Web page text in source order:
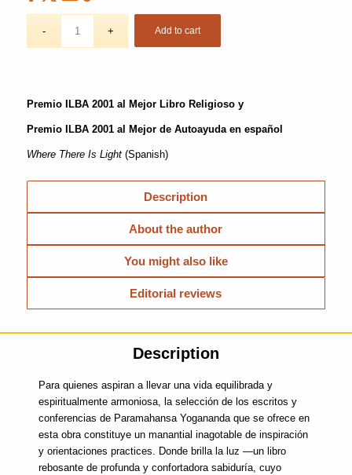
Add to cart
Premio ILBA 2001 al Mejor Libro Religioso y
Premio ILBA 2001 al Mejor de Autoayuda en español
Where There Is Light(Spanish)
Description
About the author
You might also like
Editorial reviews
Description
Para quienes aspiran a llevar una vida equilibrada y
espiritualmente armoniosa, la selección de los escritos y
conferencias de Paramahansa Yogananda que se ofrece en
esta obra constituye un manantial inagotable de inspiración
y orientaciones practices. Donde brilla la luz —un libro
rebosante de profunda y confortadora sabiduría, cuyo